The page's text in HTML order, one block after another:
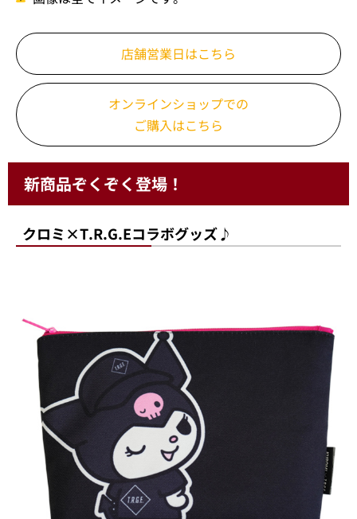
店舗営業日はこちら
オンラインショップでの
ご購入はこちら
新商品ぞくぞく登場！
クロミ×T.R.G.Eコラボグッズ♪